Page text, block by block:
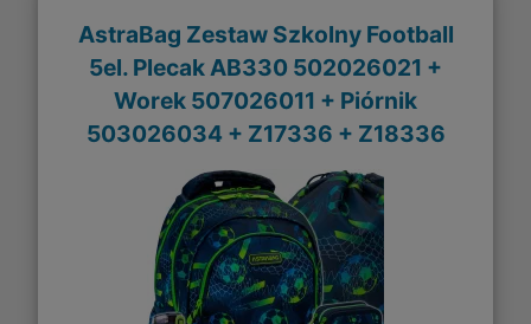
AstraBag Zestaw Szkolny Football
5el. Plecak AB330 502026021 +
Worek 507026011 + Piórnik
503026034 + Z17336 + Z18336